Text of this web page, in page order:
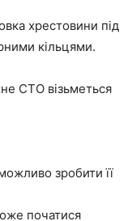
хрестовини під
кільцями.
СТО візьметься
зробити її
початися